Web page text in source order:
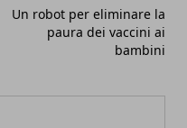
Un robot per eliminare la
paura dei vaccini ai
bambini